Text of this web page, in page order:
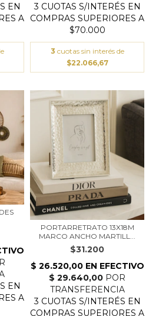
3 cuotas sin interés de
$22.066,67
PORTARRETRATO 13X18M
MARCO ANCHO MARTILL...
$31.200